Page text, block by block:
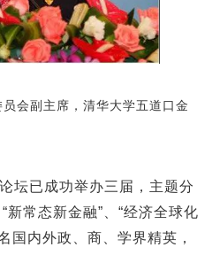
会副主席，清华大学五道口金
坛已成功举办三届，主题分
新常态新金融”、“经济全球化
国内外政、商、学界精英，